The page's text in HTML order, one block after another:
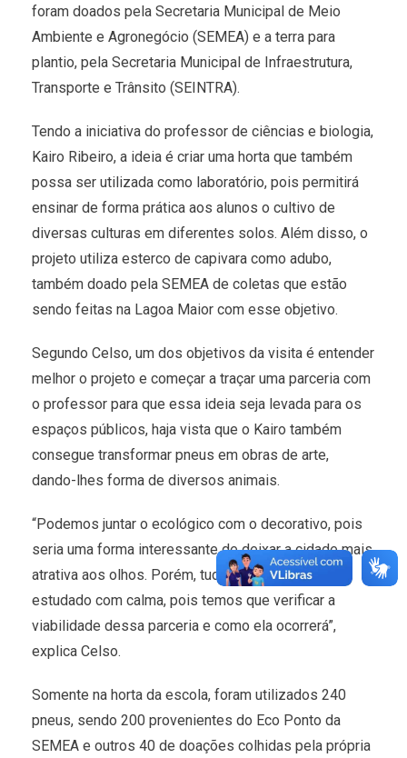
foram doados pela Secretaria Municipal de Meio
Ambiente e Agronegócio (SEMEA) e a terra para
plantio, pela Secretaria Municipal de Infraestrutura,
Transporte e Trânsito (SEINTRA).
Tendo a iniciativa do professor de ciências e biologia,
Kairo Ribeiro, a ideia é criar uma horta que também
possa ser utilizada como laboratório, pois permitirá
ensinar de forma prática aos alunos o cultivo de
diversas culturas em diferentes solos. Além disso, o
projeto utiliza esterco de capivara como adubo,
também doado pela SEMEA de coletas que estão
sendo feitas na Lagoa Maior com esse objetivo.
Segundo Celso, um dos objetivos da visita é entender
melhor o projeto e começar a traçar uma parceria com
o professor para que essa ideia seja levada para os
espaços públicos, haja vista que o Kairo também
consegue transformar pneus em obras de arte,
dando-lhes forma de diversos animais.
“Podemos juntar o ecológico com o decorativo, pois
seria uma forma interessante de deixar a cidade mais
atrativa aos olhos. Porém, tudo ainda está sendo
estudado com calma, pois temos que verificar a
viabilidade dessa parceria e como ela ocorrerá”,
explica Celso.
Somente na horta da escola, foram utilizados 240
pneus, sendo 200 provenientes do Eco Ponto da
SEMEA e outros 40 de doações colhidas pela própria